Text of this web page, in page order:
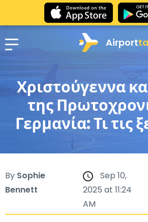
Airport
Χριστούγεννα
της
Γερμανία: Τι τις
By Sophie
Bennett
Sep 10,
2025 at 11:24
AM